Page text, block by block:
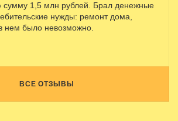
сумму 1,5 млн рублей. Брал денежные
нужды: ремонт дома,
нем было невозможно.
ВСЕ ОТЗЫВЫ